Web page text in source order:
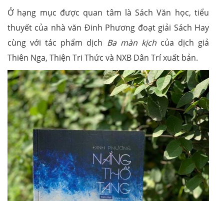
Ở hạng mục được quan tâm là Sách Văn học, tiểu
thuyết của nhà văn Đinh Phương đoạt giải Sách Hay
cùng với tác phẩm dịch Ba màn kịchcủa dịch giả
Thiên Nga, Thiện Tri Thức và NXB Dân Trí xuất bản.